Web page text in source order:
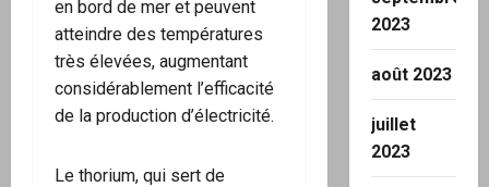
en bord de mer et peuvent
atteindre des températures
très élevées, augmentant
considérablement l’efficacité
de la production d’électricité.
Le thorium, qui sert de
2023
août 2023
juillet
2023